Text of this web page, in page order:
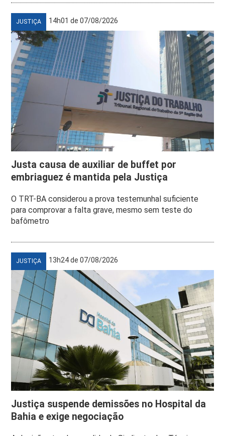
JUSTIÇA 14h01 de 07/08/2026
Justa causa de auxiliar de buffet por
embriaguez é mantida pela Justiça
O TRT-BA considerou a prova testemunhal suficiente
para comprovar a falta grave, mesmo sem teste do
bafômetro
JUSTIÇA 13h24 de 07/08/2026
Justiça suspende demissões no Hospital da
Bahia e exige negociação